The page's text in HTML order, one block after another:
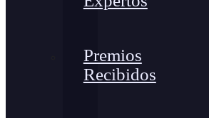
Premios
Recibidos